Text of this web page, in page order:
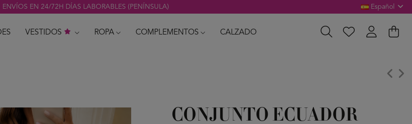
ENVÍOS EN 24/72H DÍAS LABORABLES (PENÍNSULA) Español
VESTIDOS ROPA COMPLEMENTOS CALZADO
CONJUNTO ECUADOR